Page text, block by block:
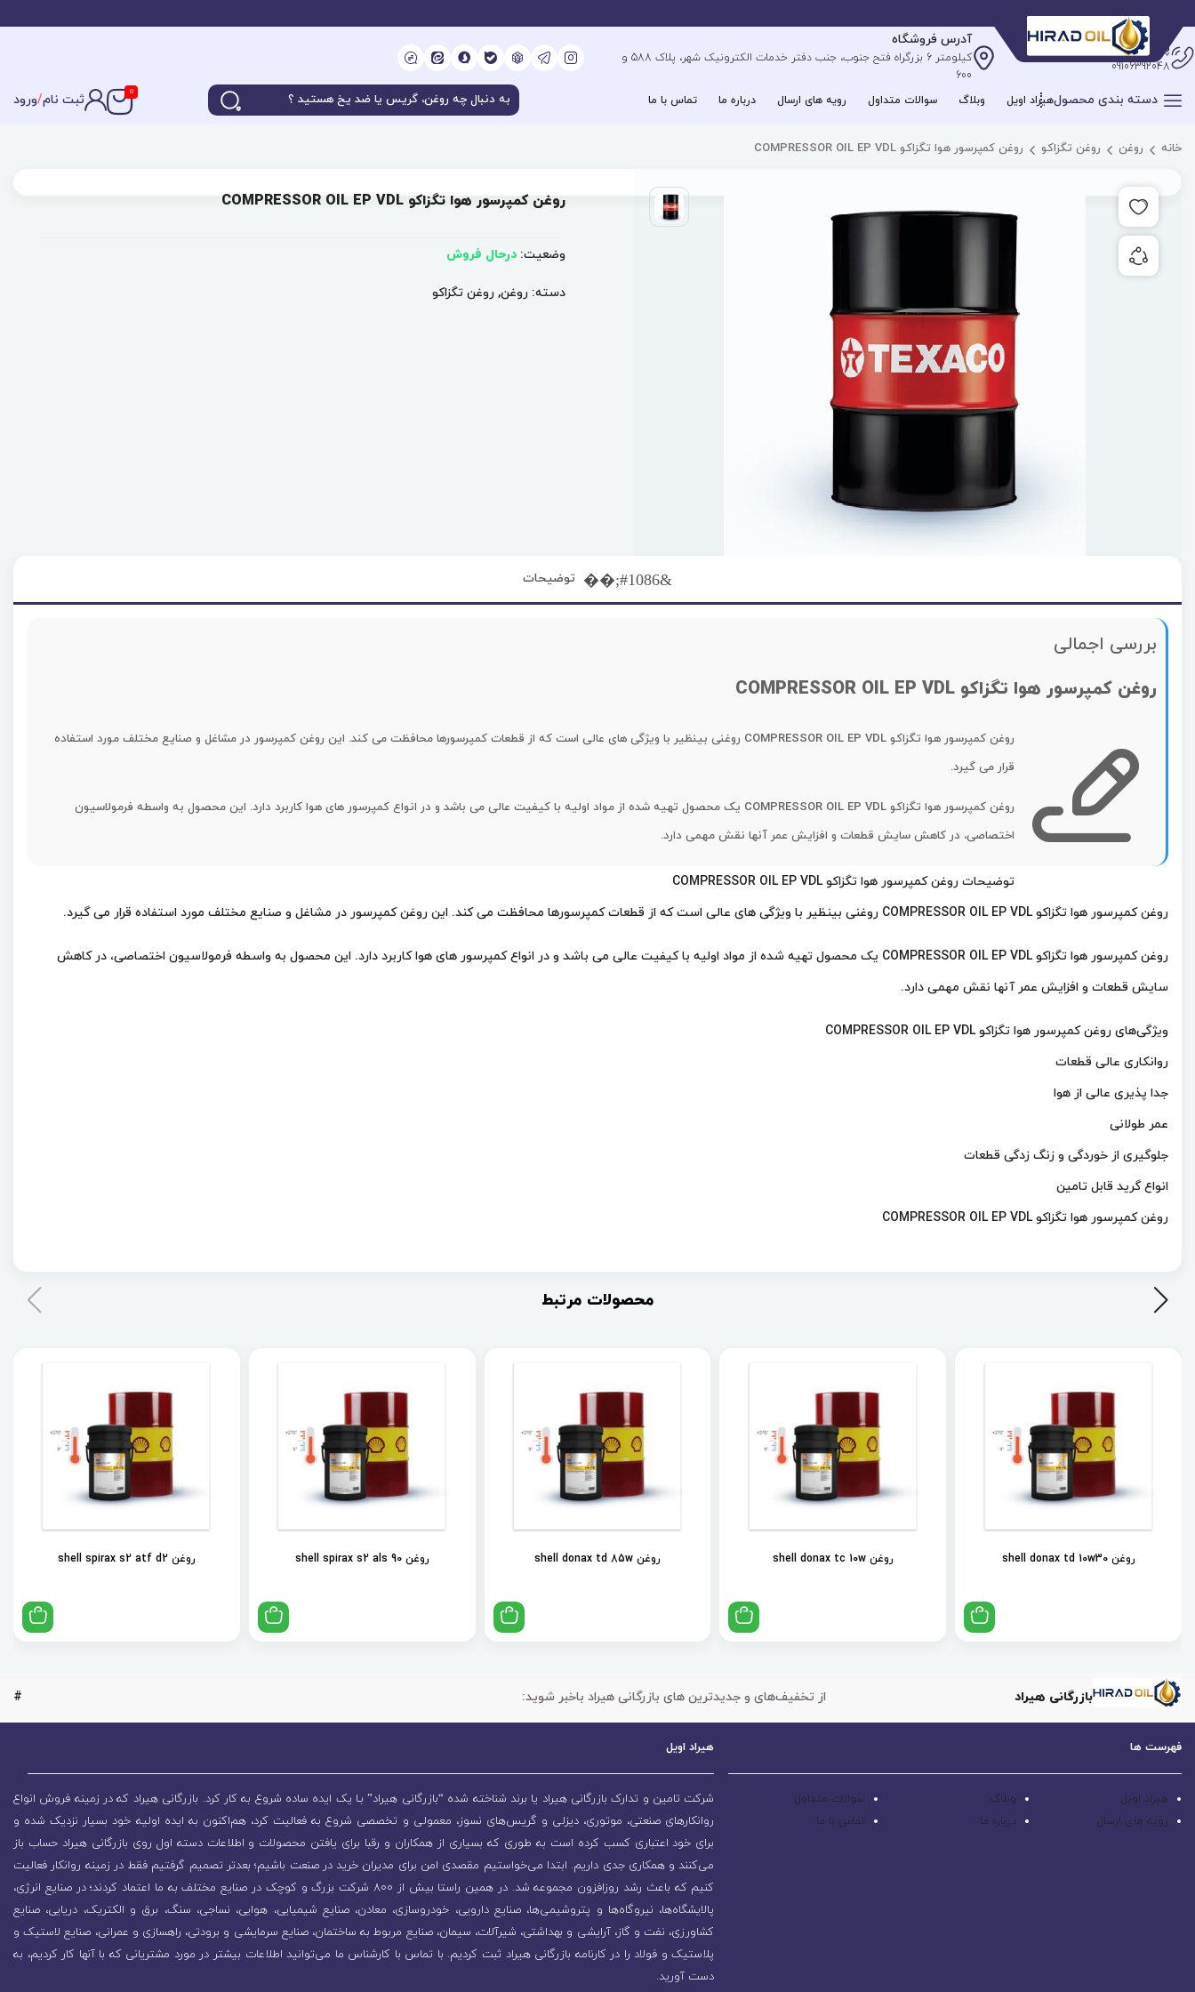
پشتیبانی آنلاین
09106392048
آدرس فروشگاه
کیلومتر 6 بزرگراه فتح جنوب، جنب دفتر خدمات الکترونیک شهر، پلاک 588 و
600
دسته بندی محصولهیراد اویل وبلاگ سوالات متداول رویه های ارسال درباره ما تماس با ما
0 ثبت نام/ورود
خانه روغن روغن تگزاکو روغن کمپرسور هوا تگزاکو COMPRESSOR OIL EP VDL
به اشتراک گذاری محصول
روغن کمپرسور هوا تگزاکو COMPRESSOR OIL EP VDL
وضعیت: درحال فروش
دسته: روغن, روغن تگزاکو
توضیحات
بررسی اجمالی
روغن کمپرسور هوا تگزاکو COMPRESSOR OIL EP VDL
روغن کمپرسور هوا تگزاکو COMPRESSOR OIL EP VDL روغنی بینظیر با ویژگی های عالی است که از قطعات کمپرسورها محافظت می کند. این روغن کمپرسور در مشاغل و صنایع مختلف مورد استفاده
قرار می گیرد.
روغن کمپرسور هوا تگزاکو COMPRESSOR OIL EP VDL یک محصول تهیه شده از مواد اولیه با کیفیت عالی می باشد و در انواع کمپرسور های هوا کاربرد دارد. این محصول به واسطه فرمولاسیون
اختصاصی، در کاهش سایش قطعات و افزایش عمر آنها نقش مهمی دارد.
توضیحات روغن کمپرسور هوا تگزاکو COMPRESSOR OIL EP VDL
روغن کمپرسور هوا تگزاکو COMPRESSOR OIL EP VDL روغنی بینظیر با ویژگی های عالی است که از قطعات کمپرسورها محافظت می کند. این روغن کمپرسور در مشاغل و صنایع مختلف مورد استفاده قرار می گیرد.
روغن کمپرسور هوا تگزاکو COMPRESSOR OIL EP VDL یک محصول تهیه شده از مواد اولیه با کیفیت عالی می باشد و در انواع کمپرسور های هوا کاربرد دارد. این محصول به واسطه فرمولاسیون اختصاصی، در کاهش
سایش قطعات و افزایش عمر آنها نقش مهمی دارد.
ویژگی‌های روغن کمپرسور هوا تگزاکو COMPRESSOR OIL EP VDL
روانکاری عالی قطعات
جدا پذیری عالی از هوا
عمر طولانی
جلوگیری از خوردگی و زنگ زدگی قطعات
انواع گرید قابل تامین
روغن کمپرسور هوا تگزاکو COMPRESSOR OIL EP VDL
محصولات مرتبط
روغن shell donax td 10w30 روغن shell donax tc 10w روغن shell donax td 85w روغن shell spirax s2 als 90 روغن shell spirax s2 atf d2
بازرگانی هیراد از تخفیف‌های و جدیدترین های بازرگانی هیراد باخبر شوید: #
فهرست ها
هیراد اویل وبلاگ
سوالات متداول
رویه های ارسال
درباره ما تماس با ما
هیراد اویل
شرکت تامین و تدارک بازرگانی هیراد یا برند شناخته شده “بازرگانی هیراد” بـا یک ایده ساده شروع به کار کرد. بازرگانی هیراد که در زمینه فروش انواع
روانکارهای صنعتی، موتوری، دیزلی و گریس‌های نسوز، معمولی و تخصصی شروع به فعالیت کرد، هم‌اکنون به ایده اولیه خود بسیار نزدیک شده و
برای خود اعتباری کسب کرده است به طوری که بسیاری از همکاران و رقبا برای یافتن محصولات و اطلاعات دسته اول روی بازرگانی هیراد حساب باز
می‌کنند و همکاری جدی داریم. ابتدا می‌خواستیم مقصدی امن برای مدیران خرید در صنعت باشیم؛ بعدتر تصمیم گرفتیم فقط در زمینه روانکار فعالیت
کنیم که باعث رشد روزافزون مجموعه شد. در همین راستا بیش از 800 شرکت بزرگ و کوچک در صنایع مختلف به ما اعتماد کردند؛ در صنایع انرژی،
پالایشگاه‌ها، نیروگاه‌ها و پتروشیمی‌ها، صنایع دارویی، خودروسازی، معادن، صنایع شیمیایی، هوایی، نساجی، سنگ، برق و الکتریک، دریایی، صنایع
کشاورزی، نفت و گاز، آرایشی و بهداشتی، شیرآلات، سیمان، صنایع مربوط به ساختمان، صنایع سرمایشی و برودتی، راهسازی و عمرانی، صنایع لاستیک و
پلاستیک و فولاد را در کارنامه بازرگانی هیراد ثبت کردیم. با تماس با کارشناس ما می‌توانید اطلاعات بیشتر در مورد مشتریانی که با آنها کار کردیم، به
دست آورید.